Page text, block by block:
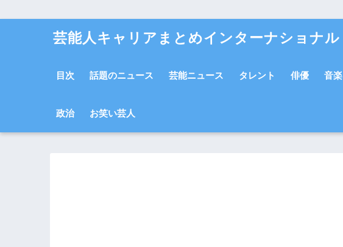
芸能人キャリアまとめインターナショナル
目次 話題のニュース 芸能ニュース タレント 俳優 音楽
政治 お笑い芸人